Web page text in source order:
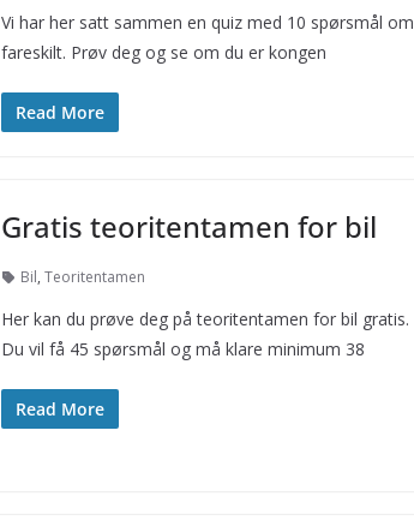
Vi har her satt sammen en quiz med 10 spørsmål om
fareskilt. Prøv deg og se om du er kongen
Read More
Gratis teoritentamen for bil
Bil, Teoritentamen
Her kan du prøve deg på teoritentamen for bil gratis.
Du vil få 45 spørsmål og må klare minimum 38
Read More